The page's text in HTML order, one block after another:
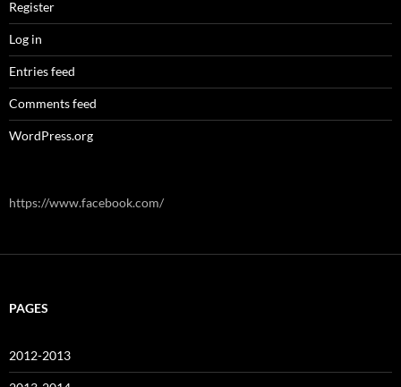
Register
Log in
Entries feed
Comments feed
WordPress.org
https://www.facebook.com/
PAGES
2012-2013